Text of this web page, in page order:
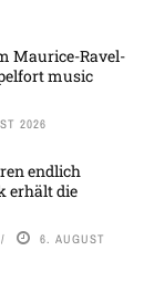
Maurice-Ravel-
music
2026
endlich
erhält die
6. AUGUST